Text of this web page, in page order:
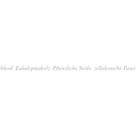
bleed, Eukalyptusholz, Pflanzliche Seide, zellulosische Faser